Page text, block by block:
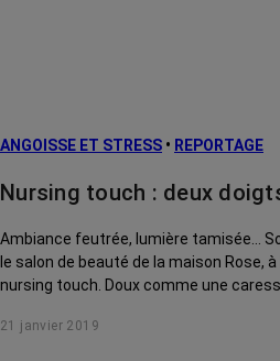
ANGOISSE ET STRESS • REPORTAGE
Nursing touch : deux
Ambiance feutrée, lumière tamisée…
le salon de beauté de la maison Rose,
nursing touch. Doux comme une
21 janvier 2019